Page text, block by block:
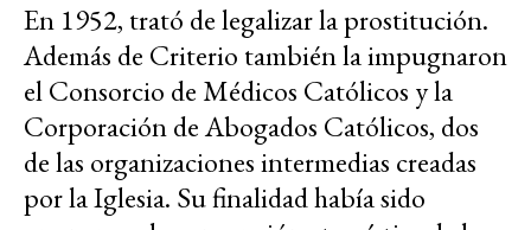
En 1952, trató de legalizar la prostitución.
Además de Criterio también la impugnaron
el Consorcio de Médicos Católicos y la
Corporación de Abogados Católicos, dos
de las organizaciones intermedias creadas
por la Iglesia. Su finalidad había sido